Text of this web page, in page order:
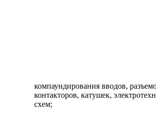
компаундирования вводов,
контакторов, катушек,
схем;